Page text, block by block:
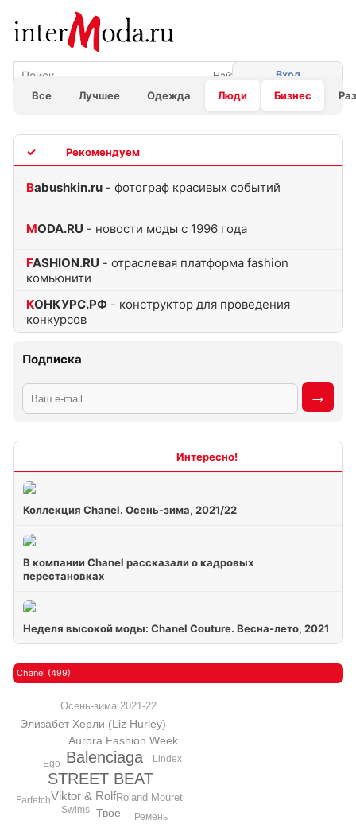
Все Лучшее Одежда Люди Бизнес
Вход
Babushkin.ru - фотограф красивых событий
MODA.RU - новости моды с 1996 года
FASHION.RU - отраслевая платформа fashion
комьюнити
КОНКУРС.РФ - конструктор для проведения
конкурсов
Подписка
Коллекция Chanel. Осень-зима, 2021/22
В компании Chanel рассказали о кадровых
перестановках
Неделя высокой моды: Chanel Couture. Весна-лето, 2021
Chanel (499)
STREET BEAT
Balenciaga
Viktor & Rolf
Твое
Aurora Fashion Week
Элизабет Херли (Liz Hurley)
Осень-зима 2021-22
Roland Mouret
Swims
Ремень
Ego Lindex
Farfetch